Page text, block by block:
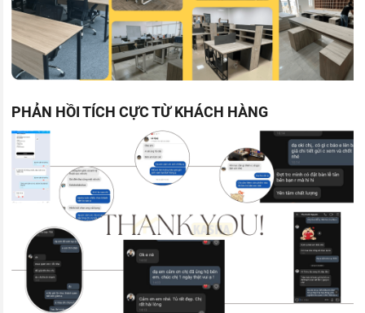
PHẢN HỒI TÍCH CỰC TỪ KHÁCH HÀNG